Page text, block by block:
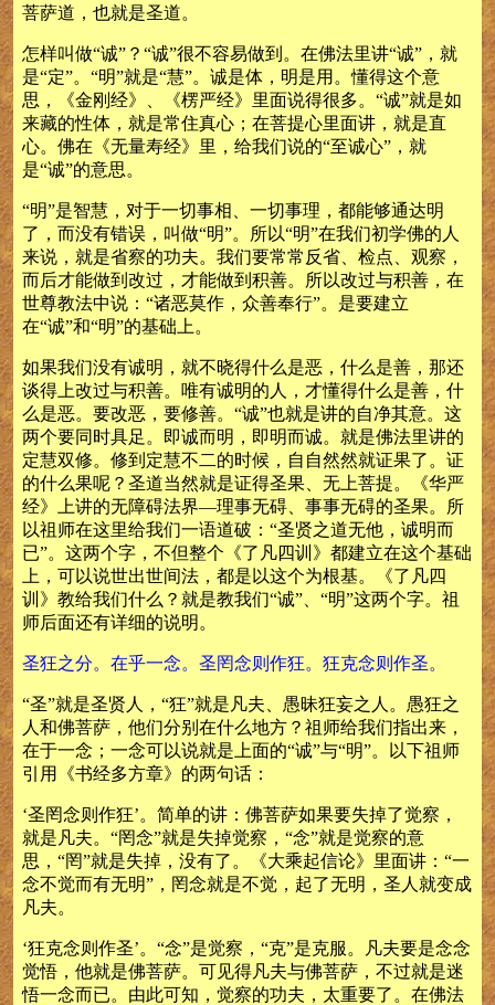
菩萨道，也就是圣道。
怎样叫做“诚”？“诚”很不容易做到。在佛法里讲“诚”，就
是“定”。“明”就是“慧”。诚是体，明是用。懂得这个意
思，《金刚经》、《楞严经》里面说得很多。“诚”就是如
来藏的性体，就是常住真心；在菩提心里面讲，就是直
心。佛在《无量寿经》里，给我们说的“至诚心”，就
是“诚”的意思。
“明”是智慧，对于一切事相、一切事理，都能够通达明
了，而没有错误，叫做“明”。所以“明”在我们初学佛的人
来说，就是省察的功夫。我们要常常反省、检点、观察，
而后才能做到改过，才能做到积善。所以改过与积善，在
世尊教法中说：“诸恶莫作，众善奉行”。是要建立
在“诚”和“明”的基础上。
如果我们没有诚明，就不晓得什么是恶，什么是善，那还
谈得上改过与积善。唯有诚明的人，才懂得什么是善，什
么是恶。要改恶，要修善。“诚”也就是讲的自净其意。这
两个要同时具足。即诚而明，即明而诚。就是佛法里讲的
定慧双修。修到定慧不二的时候，自自然然就证果了。证
的什么果呢？圣道当然就是证得圣果、无上菩提。《华严
经》上讲的无障碍法界—理事无碍、事事无碍的圣果。所
以祖师在这里给我们一语道破：“圣贤之道无他，诚明而
已”。这两个字，不但整个《了凡四训》都建立在这个基础
上，可以说世出世间法，都是以这个为根基。《了凡四
训》教给我们什么？就是教我们“诚”、“明”这两个字。祖
师后面还有详细的说明。
圣狂之分。在乎一念。圣罔念则作狂。狂克念则作圣。
“圣”就是圣贤人，“狂”就是凡夫、愚昧狂妄之人。愚狂之
人和佛菩萨，他们分别在什么地方？祖师给我们指出来，
在于一念；一念可以说就是上面的“诚”与“明”。以下祖师
引用《书经多方章》的两句话：
‘圣罔念则作狂’。简单的讲：佛菩萨如果要失掉了觉察，
就是凡夫。“罔念”就是失掉觉察，“念”就是觉察的意
思，“罔”就是失掉，没有了。《大乘起信论》里面讲：“一
念不觉而有无明”，罔念就是不觉，起了无明，圣人就变成
凡夫。
‘狂克念则作圣’。“念”是觉察，“克”是克服。凡夫要是念念
觉悟，他就是佛菩萨。可见得凡夫与佛菩萨，不过就是迷
悟一念而已。由此可知，觉察的功夫，太重要了。在佛法